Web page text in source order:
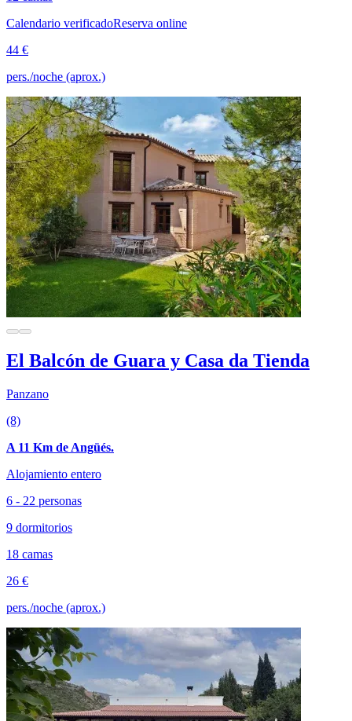
Calendario verificadoReserva online
44 €
pers./noche (aprox.)
El Balcón de Guara y Casa da Tienda
Panzano
(8)
A 11 Km de Angüés.
Alojamiento entero
6 - 22 personas
9 dormitorios
18 camas
26 €
pers./noche (aprox.)